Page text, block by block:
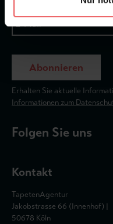
Abonnieren
Erhalten Sie aktuelle
Informationen zum
Folgen Sie uns
Kontakt
TapetenAgentur
Jakobstrasse 66 (Innenhof) |
50678 Köln